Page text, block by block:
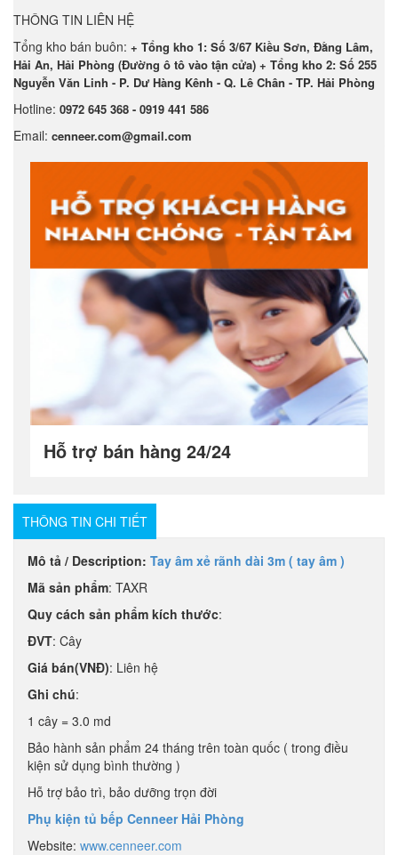
THÔNG TIN LIÊN HỆ
Tổng kho bán buôn: + Tổng kho 1: Số 3/67 Kiều Sơn, Đằng Lâm,
Hải An, Hải Phòng (Đường ô tô vào tận cửa) + Tổng kho 2: Số 255
Nguyễn Văn Linh - P. Dư Hàng Kênh - Q. Lê Chân - TP. Hải Phòng
Hotline: 0972 645 368 - 0919 441 586
Email: cenneer.com@gmail.com
Hỗ trợ bán hàng 24/24
THÔNG TIN CHI TIẾT
Mô tả / Description: Tay âm xẻ rãnh dài 3m ( tay âm )
Mã sản phẩm: TAXR
Quy cách sản phẩm kích thước:
ĐVT: Cây
Giá bán(VNĐ): Liên hệ
Ghi chú:
1 cây = 3.0 md
Bảo hành sản phẩm 24 tháng trên toàn quốc ( trong điều
kiện sử dụng bình thường )
Hỗ trợ bảo trì, bảo dưỡng trọn đời
Phụ kiện tủ bếp Cenneer Hải Phòng
Website: www.cenneer.com